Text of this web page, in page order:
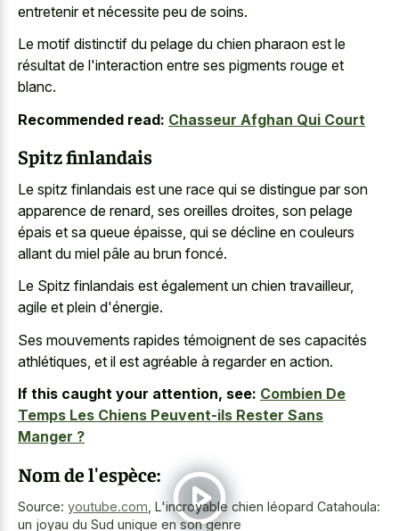
entretenir et nécessite peu de soins.
Le motif distinctif du pelage du chien pharaon est le
résultat de l'interaction entre ses pigments rouge et
blanc.
Recommended read: Chasseur Afghan Qui Court
Spitz finlandais
Le spitz finlandais est une race qui se distingue par son
apparence de renard, ses oreilles droites, son pelage
épais et sa queue épaisse, qui se décline en couleurs
allant du miel pâle au brun foncé.
Le Spitz finlandais est également un chien travailleur,
agile et plein d'énergie.
Ses mouvements rapides témoignent de ses capacités
athlétiques, et il est agréable à regarder en action.
If this caught your attention, see: Combien De
Temps Les Chiens Peuvent-ils Rester Sans
Manger ?
Nom de l'espèce:
Source: youtube.com L'incroyable chien léopard Catahoula:
un joyau du Sud unique en son genre